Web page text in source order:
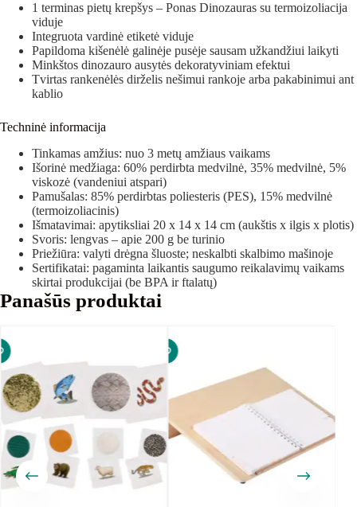
1 terminas pietų krepšys – Ponas Dinozauras su termoizoliacija
viduje
Integruota vardinė etiketė viduje
Papildoma kišenėlė galinėje pusėje sausam užkandžiui laikyti
Minkštos dinozauro ausytės dekoratyviniam efektui
Tvirtas rankenėlės dirželis nešimui rankoje arba pakabinimui ant
kablio
Techninė informacija
Tinkamas amžius: nuo 3 metų amžiaus vaikams
Išorinė medžiaga: 60% perdirbta medvilnė, 35% medvilnė, 5%
viskozė (vandeniui atspari)
Pamušalas: 85% perdirbtas poliesteris (PES), 15% medvilnė
(termoizoliacinis)
Išmatavimai: apytiksliai 20 x 14 x 14 cm (aukštis x ilgis x plotis)
Svoris: lengvas – apie 200 g be turinio
Priežiūra: valyti drėgna šluoste; neskalbti skalbimo mašinoje
Sertifikatai: pagaminta laikantis saugumo reikalavimų vaikams
skirtai produkcijai (be BPA ir ftalatų)
Panašūs produktai